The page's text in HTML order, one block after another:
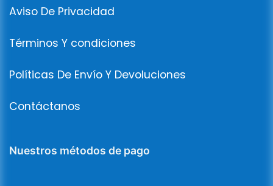
Aviso De Privacidad
Términos Y condiciones
Políticas De Envío Y Devoluciones
Contáctanos
Nuestros métodos de pago